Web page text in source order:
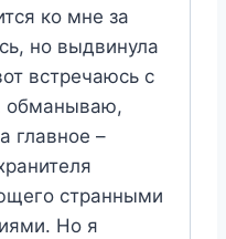
ко мне за
но выдвинула
встречаюсь с
обманываю,
главное –
странными
Но я